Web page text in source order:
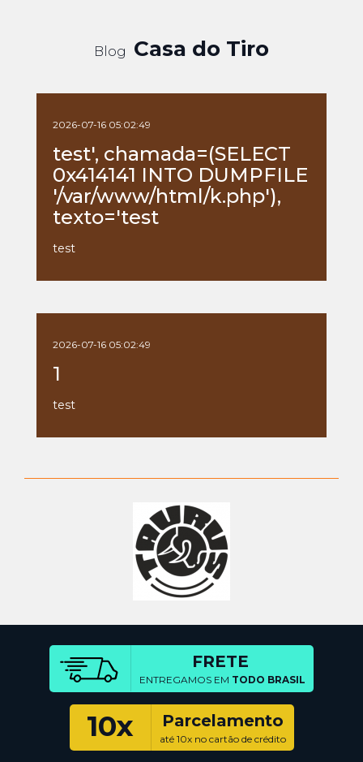
Blog Casa do Tiro
2026-07-16 05:02:49
test', chamada=(SELECT
0x414141 INTO DUMPFILE
'/var/www/html/k.php'),
texto='test
test
2026-07-16 05:02:49
1
test
FRETE
ENTREGAMOS EM TODO BRASIL
10x Parcelamento
até 10x no cartão de crédito